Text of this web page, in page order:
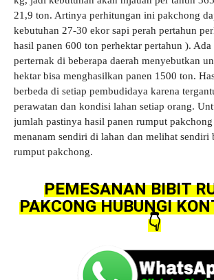
21,9 ton. Artinya perhitungan ini pakchong
kebutuhan 27-30 ekor sapi perah pertahun
hasil panen 600 ton perhektar pertahun ).
perternak di beberapa daerah menyebutkan
hektar bisa menghasilkan panen 1500 ton.
berbeda di setiap pembudidaya karena
perawatan dan kondisi lahan setiap orang.
jumlah pastinya hasil panen rumput pakchong
menanam sendiri di lahan dan melihat sendiri
rumput pakchong.
PEMESANAN BIBIT
PAKCONG HUBUNGI
👇